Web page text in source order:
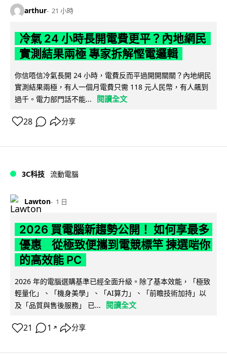
arthur 21 小時
冷氣 24 小時長開電費更平？內地網民
實測結果兩極 專家拆解慳電邏輯
你信唔信冷氣長開 24 小時，電費反而平過開開關關？內地網民
實測結果兩極，有人一個月電費只需 118 元人民幣，有人飆到
過千。電力部門話不能...
閱讀全文
28 分享
3C科技 流動電腦
Lawton 1 日
2026 買電腦新趨勢公開！ 如何享最多
優惠 從極致便攜到電競標竿 揀選啱你
的高效能 PC
2026 年的電腦選購基準已經全面升級。除了基本效能，「極致
輕量化」、「機身美學」、「AI算力」、「前瞻技術加持」以
及「品質與售後服務」 已...
閱讀全文
21 1 ↗ 分享